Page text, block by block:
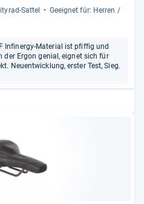
​Sat­tel
Geeig­net für: Her­ren /
Infinergy-Material ist pfiffig und
der Ergon genial, eignet sich für
Neuentwicklung, erster Test, Sieg.